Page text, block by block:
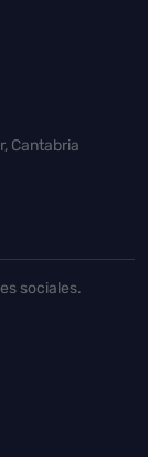
Cantabria
sociales.